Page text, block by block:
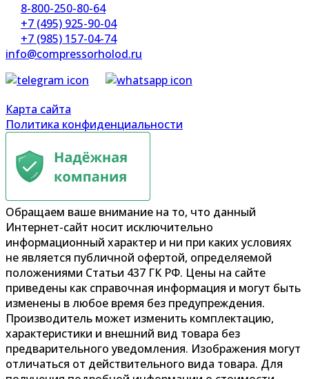
8-800-250-80-64
+7 (495) 925-90-04
+7 (985) 157-04-74
info@compressorholod.ru
Карта сайта
Политика конфиденциальности
Обращаем ваше внимание на то, что данный
Интернет-сайт носит исключительно
информационный характер и ни при каких условиях
не является публичной офертой, определяемой
положениями Статьи 437 ГК РФ. Цены на сайте
приведены как справочная информация и могут быть
изменены в любое время без предупреждения.
Производитель может изменить комплектацию,
характеристики и внешний вид товара без
предварительного уведомления. Изображения могут
отличаться от действительного вида товара. Для